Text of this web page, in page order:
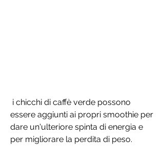
essere aggiunti ai propri smoothie per
dare un'ulteriore spinta di energia e
per migliorare la perdita di peso.